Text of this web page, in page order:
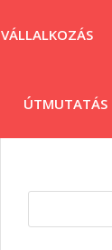
VÁLLALKOZÁS
ÚTMUTATÁS